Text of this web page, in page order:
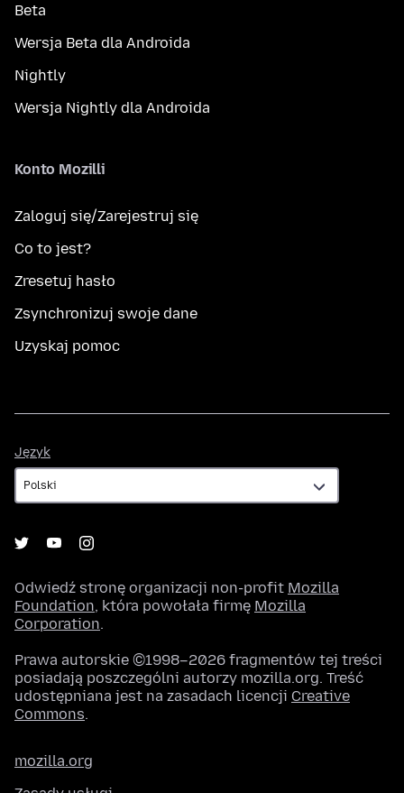
Beta
Wersja Beta dla Androida
Nightly
Wersja Nightly dla Androida
Konto Mozilli
Zaloguj się/Zarejestruj się
Co to jest?
Zresetuj hasło
Zsynchronizuj swoje dane
Uzyskaj pomoc
Język
Odwiedź stronę organizacji non-profit Mozilla
Foundation, która powołała firmę Mozilla
Corporation.
Prawa autorskie ©1998–2026 fragmentów tej treści
posiadają poszczególni autorzy mozilla.org. Treść
udostępniana jest na zasadach licencji Creative
Commons.
mozilla.org